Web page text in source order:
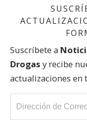
¿Cómo Mata
Una Breve
Muerte por
Suscríbete a
Drogas y recibe
actualizaciones en